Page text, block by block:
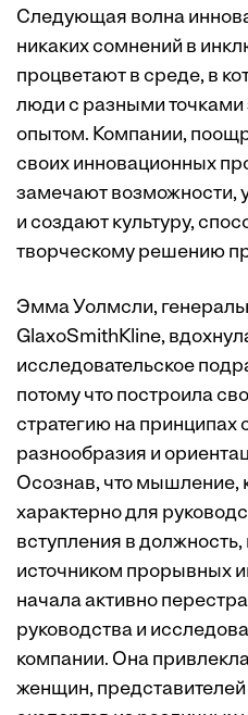
Следующая волна
никаких сомнений в
процветают в среде, в
люди с разными точками
опытом. Компании,
своих инновационных
замечают возможности,
и создают культуру,
творческому решению
Эмма Уолмсли,
GlaxoSmithKline,
исследовательское
потому что построила
стратегию на принципах
разнообразия и
Осознав, что мышление,
характерно для
вступления в должность,
источником прорывных
начала активно
руководства и
компании. Она
женщин, представителей